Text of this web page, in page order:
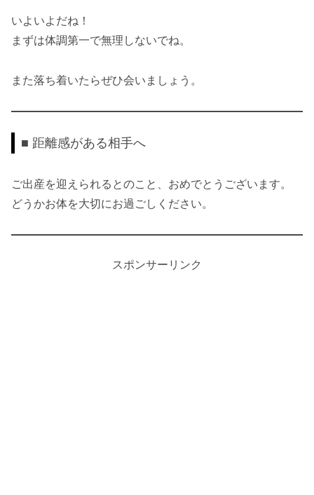
いよいよだね！
まずは体調第一で無理しないでね。
また落ち着いたらぜひ会いましょう。
■ 距離感がある相手へ
ご出産を迎えられるとのこと、おめでとうございます。
どうかお体を大切にお過ごしください。
スポンサーリンク